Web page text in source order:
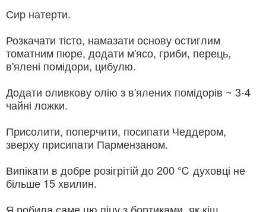
Сир натерти.
Розкачати тісто, намазати основу остиглим
томатним пюре, додати м'ясо, гриби, перець,
в'ялені помідори, цибулю.
Додати оливкову олію з в'ялених помідорів ~ 3-4
чайні ложки.
Присолити, поперчити, посипати Чеддером,
зверху присипати Пармензаном.
Випікати в добре розігрітій до 200 ℃ духовці не
більше 15 хвилин.
Я робила саме цю піцу з бортиками, як кіш.